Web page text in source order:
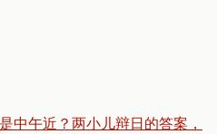
中午近？两小儿辩日的答案，